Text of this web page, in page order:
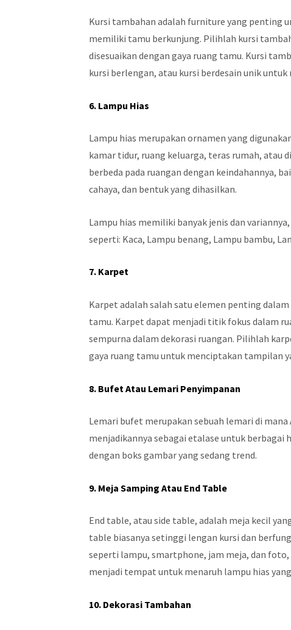
Kursi tambahan adalah furniture yang penting
memiliki tamu berkunjung. Pilihlah kursi
disesuaikan dengan gaya ruang tamu. Kursi
kursi berlengan, atau kursi berdesain unik
6. Lampu Hias
Lampu hias merupakan ornamen yang
kamar tidur, ruang keluarga, teras rumah, atau
berbeda pada ruangan dengan keindahannya,
cahaya, dan bentuk yang dihasilkan.
Lampu hias memiliki banyak jenis dan
seperti: Kaca, Lampu benang, Lampu bambu,
7. Karpet
Karpet adalah salah satu elemen penting
tamu. Karpet dapat menjadi titik fokus dalam
sempurna dalam dekorasi ruangan. Pilihlah
gaya ruang tamu untuk menciptakan tampilan
8. Bufet Atau Lemari Penyimpanan
Lemari bufet merupakan sebuah lemari di
menjadikannya sebagai etalase untuk
dengan boks gambar yang sedang trend.
9. Meja Samping Atau End Table
End table, atau side table, adalah meja kecil
table biasanya setinggi lengan kursi dan
seperti lampu, smartphone, jam meja, dan
menjadi tempat untuk menaruh lampu hias
10. Dekorasi Tambahan